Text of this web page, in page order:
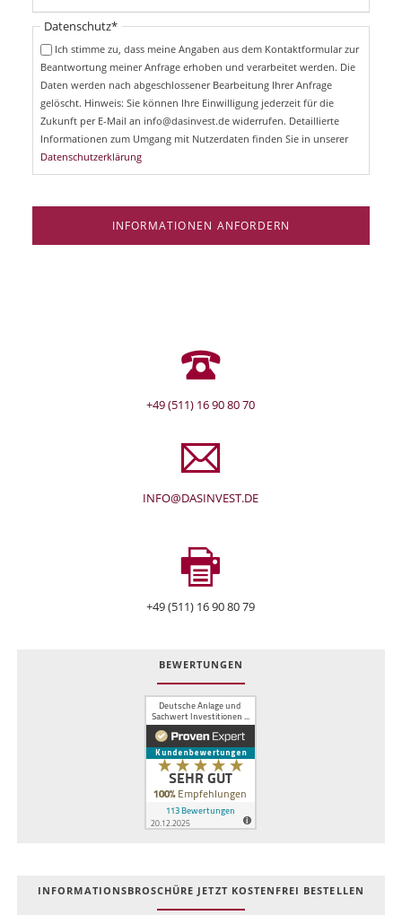
t
f
i
Pflichtfeld
Datenschutz*
Ich stimme zu, dass meine Angaben aus dem Kontaktformular zur
Beantwortung meiner Anfrage erhoben und verarbeitet werden. Die
Daten werden nach abgeschlossener Bearbeitung Ihrer Anfrage
gelöscht. Hinweis: Sie können Ihre Einwilligung jederzeit für die
Zukunft per E-Mail an info@dasinvest.de widerrufen. Detaillierte
Informationen zum Umgang mit Nutzerdaten finden Sie in unserer
Datenschutzerklärung
INFORMATIONEN ANFORDERN
+49 (511) 16 90 80 70
INFO@DASINVEST.DE
+49 (511) 16 90 80 79
BEWERTUNGEN
INFOR­MATIONS­BROSCHÜRE JETZT KOSTEN­FREI BESTELLEN